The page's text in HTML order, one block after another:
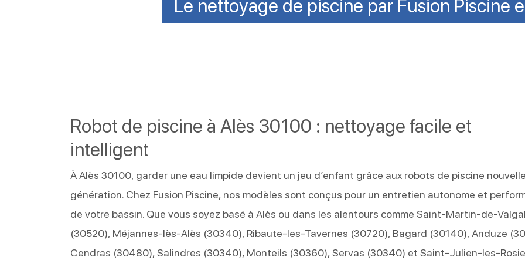
Le nettoyage de piscine par Fusion Piscine
Robot de piscine à Alès 30100 : nettoyage facile et
intelligent
À Alès 30100, garder une eau limpide devient un jeu d’enfant grâce aux robots de piscine
génération. Chez Fusion Piscine, nos modèles sont conçus pour un entretien autonome et
de votre bassin. Que vous soyez basé à Alès ou dans les alentours comme Saint-Martin-de-
(30520), Méjannes-lès-Alès (30340), Ribaute-les-Tavernes (30720), Bagard (30140), Anduze
Cendras (30480), Salindres (30340), Monteils (30360), Servas (30340) et Saint-Julien-les-